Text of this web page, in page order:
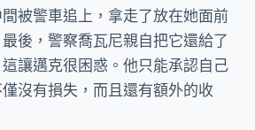
被警車追上，拿走了放在她面前
後，警察喬瓦尼親自把它還給了
讓邁克很困惑。他只能承認自己
沒有損失，而且還有額外的收